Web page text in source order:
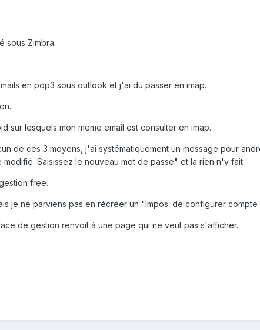
sous Zimbra.
en pop3 sous outlook et j'ai du passer en imap.
sur lesquels mon meme email est consulter en imap.
de ces 3 moyens, j'ai systématiquement un message pour
Saisissez le nouveau mot de passe" et la rien n'y fait.
free.
je ne parviens pas en récréer un "Impos. de configurer
de gestion renvoit à une page qui ne veut pas s'afficher...